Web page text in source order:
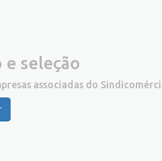
seleção
associadas do